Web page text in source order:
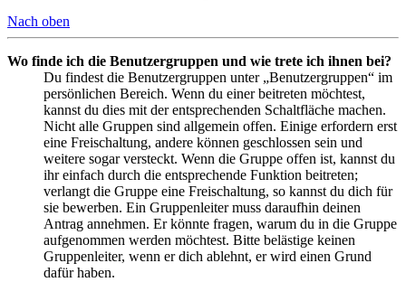
Nach oben
Wo finde ich die Benutzergruppen und wie trete ich ihnen bei?
Du findest die Benutzergruppen unter „Benutzergruppen“ im
persönlichen Bereich. Wenn du einer beitreten möchtest,
kannst du dies mit der entsprechenden Schaltfläche machen.
Nicht alle Gruppen sind allgemein offen. Einige erfordern erst
eine Freischaltung, andere können geschlossen sein und
weitere sogar versteckt. Wenn die Gruppe offen ist, kannst du
ihr einfach durch die entsprechende Funktion beitreten;
verlangt die Gruppe eine Freischaltung, so kannst du dich für
sie bewerben. Ein Gruppenleiter muss daraufhin deinen
Antrag annehmen. Er könnte fragen, warum du in die Gruppe
aufgenommen werden möchtest. Bitte belästige keinen
Gruppenleiter, wenn er dich ablehnt, er wird einen Grund
dafür haben.